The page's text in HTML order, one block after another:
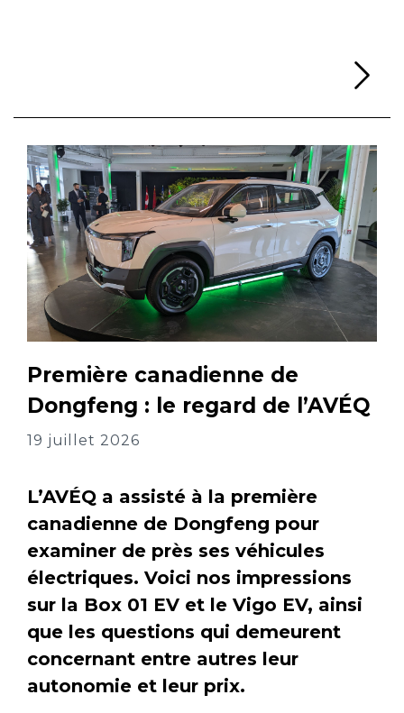
Première canadienne de
Dongfeng : le regard de l’AVÉQ
19 juillet 2026
L’AVÉQ a assisté à la première
canadienne de Dongfeng pour
examiner de près ses véhicules
électriques. Voici nos impressions
sur la Box 01 EV et le Vigo EV, ainsi
que les questions qui demeurent
concernant entre autres leur
autonomie et leur prix.